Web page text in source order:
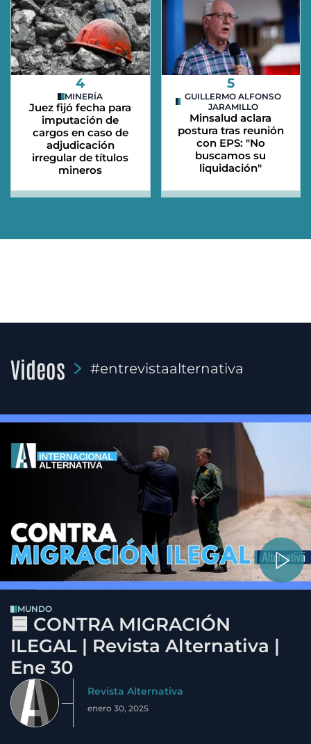
4
MINERÍA
Juez fijó fecha para
imputación de
cargos en caso de
adjudicación
irregular de títulos
mineros
5
GUILLERMO ALFONSO
JARAMILLO
Minsalud aclara
postura tras reunión
con EPS: "No
buscamos su
liquidación"
Videos #entrevistaalternativa
MUNDO
🟦 CONTRA MIGRACIÓN
ILEGAL | Revista Alternativa |
Ene 30
Revista Alternativa
enero 30, 2025